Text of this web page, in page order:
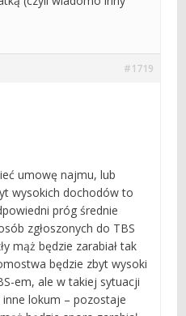
(czyli wiadomo inny
#1719
umowę najmu, lub
wysokich dochodów to
próg średnie
zgłoszonych do TBS
mąż będzie zarabiał tak
będzie zbyt wysoki
em, ale w takiej sytuacji
lokum – pozostaje